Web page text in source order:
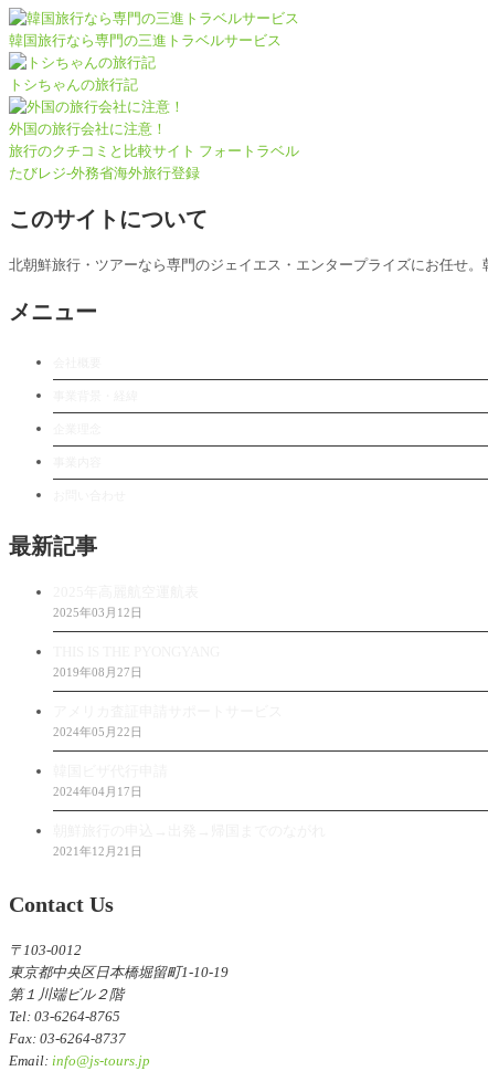
韓国旅行なら専門の三進トラベルサービス
トシちゃんの旅行記
外国の旅行会社に注意！
旅行のクチコミと比較サイト フォートラベル
たびレジ-外務省海外旅行登録
このサイトについて
北朝鮮旅行・ツアーなら専門のジェイエス・エンタープライズにお任せ。
メニュー
最新記事
2025年03月12日
2019年08月27日
2024年05月22日
2024年04月17日
2021年12月21日
Contact Us
〒103-0012
東京都中央区日本橋堀留町1-10-19
第１川端ビル２階
Tel: 03-6264-8765
Fax: 03-6264-8737
Email: info@js-tours.jp